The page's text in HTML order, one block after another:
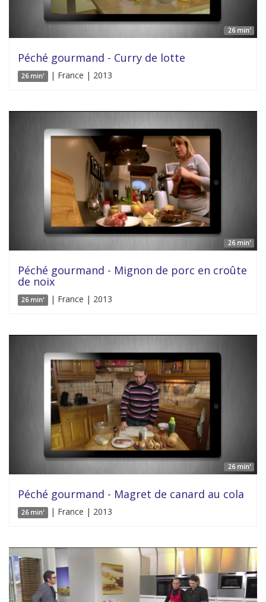
26 min'
Péché gourmand - Curry de lotte
26 min' | France | 2013
26 min'
Péché gourmand - Mignon de porc en croûte
de noix
26 min' | France | 2013
26 min'
Péché gourmand - Magret de canard au cola
26 min' | France | 2013